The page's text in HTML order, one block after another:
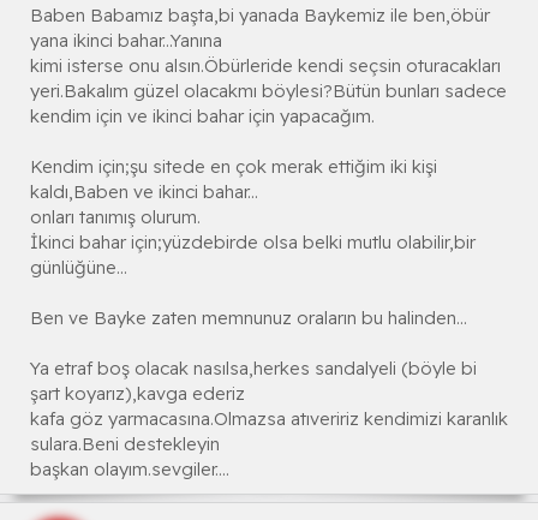
Baben Babamız başta,bi yanada Baykemiz ile ben,öbür
yana ikinci bahar...Yanına
kimi isterse onu alsın.Öbürleride kendi seçsin oturacakları
yeri.Bakalım güzel olacakmı böylesi?Bütün bunları sadece
kendim için ve ikinci bahar için yapacağım.
Kendim için;şu sitede en çok merak ettiğim iki kişi
kaldı,Baben ve ikinci bahar...
onları tanımış olurum.
İkinci bahar için;yüzdebirde olsa belki mutlu olabilir,bir
günlüğüne...
Ben ve Bayke zaten memnunuz oraların bu halinden...
Ya etraf boş olacak nasılsa,herkes sandalyeli (böyle bi
şart koyarız),kavga ederiz
kafa göz yarmacasına.Olmazsa atıveririz kendimizi karanlık
sulara.Beni destekleyin
başkan olayım.sevgiler....